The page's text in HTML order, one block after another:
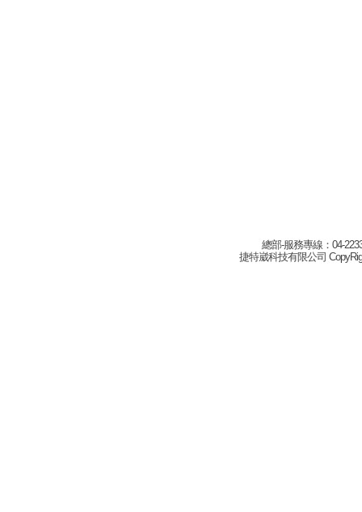
總部-服務專線：04-
捷特崴科技有限公司